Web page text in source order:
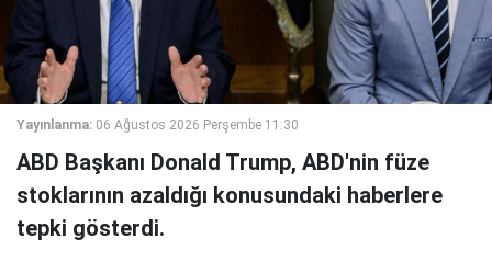
Yayınlanma: 06 Ağustos 2026 Perşembe 11:30
ABD Başkanı Donald Trump, ABD'nin füze
stoklarının azaldığı konusundaki haberlere
tepki gösterdi.